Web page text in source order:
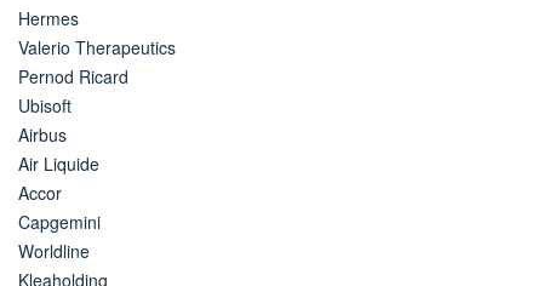
Hermes
Valerio Therapeutics
Pernod Ricard
Ubisoft
Airbus
Air Liquide
Accor
Capgemini
Worldline
Kleaholding